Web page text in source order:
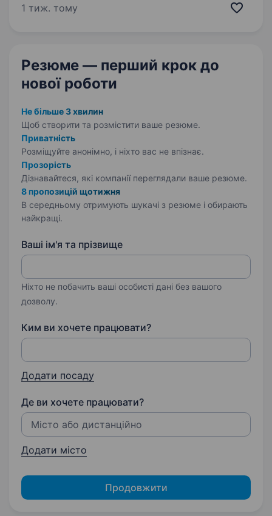
запрошує до своєї команди енергійних та
1 тиж. тому
Резюме — перший крок до
нової роботи
Не більше 3 хвилин
Щоб створити та розмістити ваше резюме.
Приватність
Розміщуйте анонімно, і ніхто вас не впізнає.
Прозорість
Дізнавайтеся, які компанії переглядали ваше резюме.
8 пропозицій щотижня
В середньому отримують шукачі з резюме і обирають
найкращі.
Ваші ім'я та прізвище
Ніхто не побачить ваші особисті дані без вашого
дозволу.
Ким ви хочете працювати?
Додати посаду
Де ви хочете працювати?
Додати місто
Продовжити